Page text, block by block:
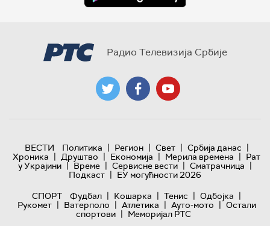
Радио Телевизија Србије
ВЕСТИ Политика | Регион | Свет | Србија данас |
Хроника | Друштво | Економија | Мерила времена | Рат
у Украјини | Време | Сервисне вести | Сматрачница |
Подкаст | ЕУ могућности 2026
СПОРТ
Фудбал | Кошарка | Тенис | Одбојка |
Рукомет | Ватерполо | Атлетика | Ауто-мото | Остали
спортови | Меморијал РТС